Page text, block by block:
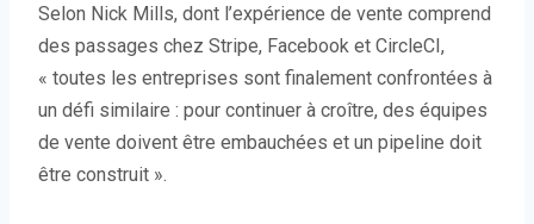
n
s
u
n
e
Selon Nick Mills, dont l’expérience de vente comprend
des passages chez Stripe, Facebook et CircleCI,
« toutes les entreprises sont finalement confrontées à
un défi similaire : pour continuer à croître, des équipes
de vente doivent être embauchées et un pipeline doit
être construit ».